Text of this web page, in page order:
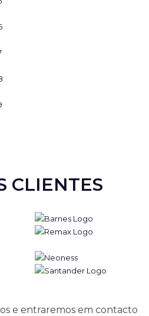
CLIENTES
e entraremos em contacto